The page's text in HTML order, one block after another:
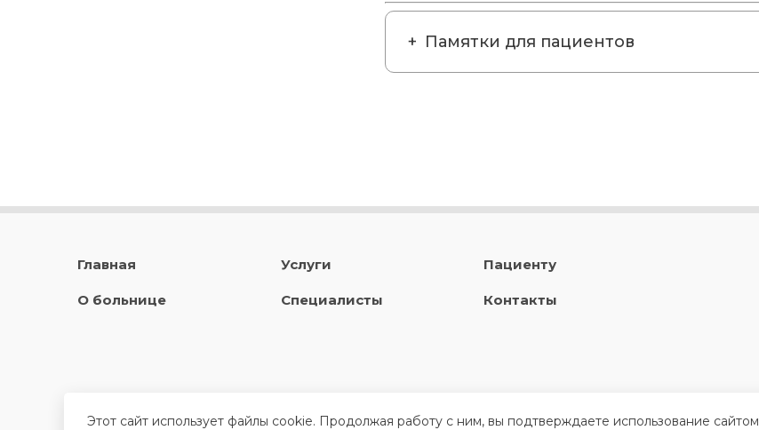
Памятки для пациентов
Главная
О больнице
Услуги
Специалисты
Пациенту
Контакты
Этот сайт использует файлы cookie. Продолжая работу с ним, вы подтверждаете использование